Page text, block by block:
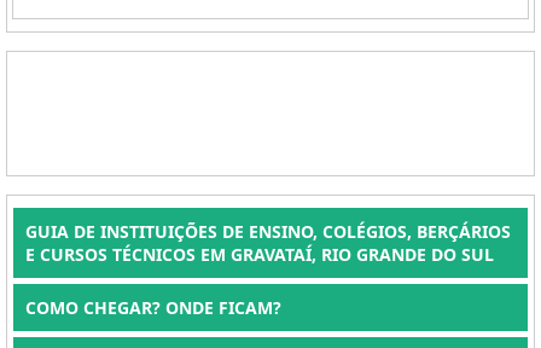
GUIA DE INSTITUIÇÕES DE ENSINO, COLÉGIOS, BERÇÁRIOS
E CURSOS TÉCNICOS EM GRAVATAÍ, RIO GRANDE DO SUL
COMO CHEGAR? ONDE FICAM?